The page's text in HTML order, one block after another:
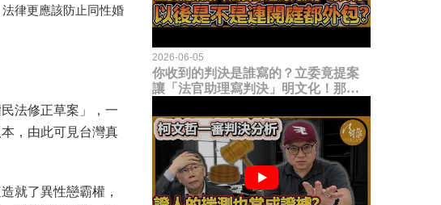
律更應該防止同性婚
法修正草案」，一
，由此可見台灣真
就了異性戀霸權，
2026-06-05
你收到的判決是誰寫的？立委竟提案
讓「法官助理寫判決」明文化！那以